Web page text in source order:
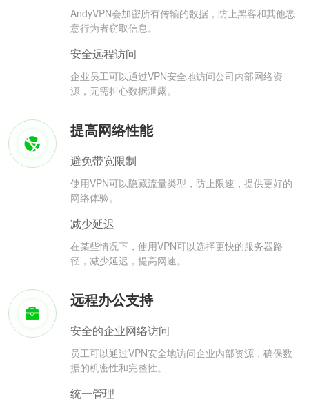
AndyVPN会加密所有传输的数据，防止黑客和其他恶
意行为者窃取信息。
安全远程访问
企业员工可以通过VPN安全地访问公司内部网络资
源，无需担心数据泄露。
提高网络性能
避免带宽限制
使用VPN可以隐藏流量类型，防止限速，提供更好的
网络体验。
减少延迟
在某些情况下，使用VPN可以选择更快的服务器路
径，减少延迟，提高网速。
远程办公支持
安全的企业网络访问
员工可以通过VPN安全地访问企业内部资源，确保数
据的机密性和完整性。
统一管理